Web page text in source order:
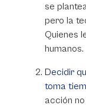
se
pero la
Quienes
humanos.
Decidir
toma
acción no